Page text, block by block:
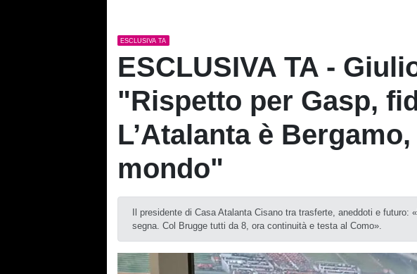
ESCLUSIVA TA
ESCLUSIVA TA -
"Rispetto per Gasp,
L’Atalanta è
mondo"
Il presidente di Casa Atalanta Cisano tra trasferte, aneddoti e futuro:
segna. Col Brugge tutti da 8, ora continuità e testa al Como».